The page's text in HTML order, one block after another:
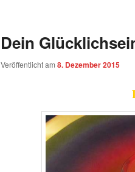
Dein
Veröffentlicht am 8. Dezember 2015